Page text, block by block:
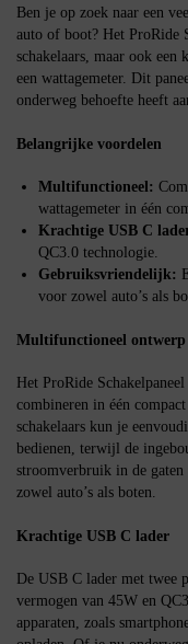
Ben je op zoek naar een
auto of boot? Het ProRide
schakelaars, maar ook
een wattagemeter. Dit
onderweg behoefte heeft
Belangrijke voordelen
Multifunctioneel:
wattagemeter in één
Krachtige USB C
QC3.0 technologie.
Gebruiksvriendelijk:
voor zowel auto’s als
Multifunctioneel ontwerp
Het ProRide
combineren in één
schakelaars kun je
bedienen, terwijl de
stroomverbruik in de
zowel auto’s als boten.
Krachtige USB C lader
De USB C lader met twee
vermogen van 45W en
apparaten, zoals